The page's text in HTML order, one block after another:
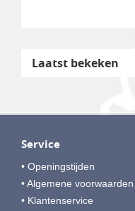
Laatst bekeken
Service
• Openingstijden
• Algemene voorwaarden
• Klantenservice